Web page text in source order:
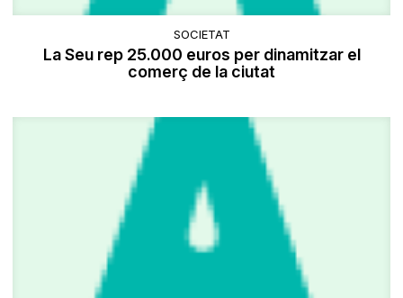
SOCIETAT
La Seu rep 25.000 euros per dinamitzar el
comerç de la ciutat